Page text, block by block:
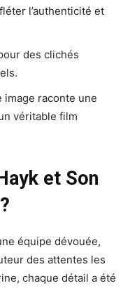
l’authenticité et
des clichés
image raconte une
véritable film
et Son
équipe dévouée,
des attentes les
chaque détail a été